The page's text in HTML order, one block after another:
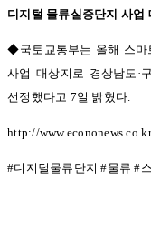
디지털 물류실증단지 사업
◆국토교통부는 올해 스마
사업 대상지로 경상남도·
선정했다고 7일 밝혔다.
http://
#디지털물류단지#물류#